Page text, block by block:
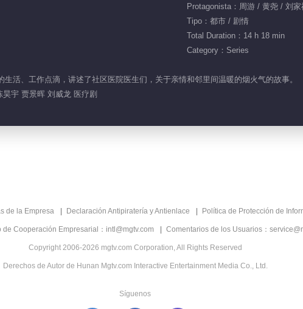
Protagonista：周游 / 黄尧 / 刘
Tipo：都市 / 剧情
Total Duration：14 h 18 min
Category：Series
活、工作点滴，讲述了社区医院医生们，关于亲情和邻里间温暖的烟火气的故事。
宇 贾景晖 刘威龙 医疗剧
de la Empresa Declaración Antipiratería y Antienlace Política de Protección de
de Cooperación Empresarial：intl@mgtv.com Comentarios de los Usuarios：
Copyright 2006-2026 mgtv.com Corporation, All Rights Reserved
Derechos de Autor de Hunan Mgtv.com Interactive Entertainment Media Co., Ltd.
Síguenos